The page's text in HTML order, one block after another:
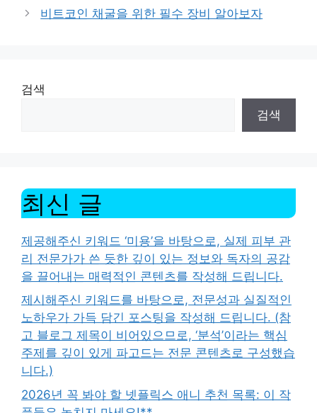
비트코인 채굴을 위한 필수 장비 알아보자
검색
검색
최신 글
제공해주신 키워드 ‘미용’을 바탕으로, 실제 피부 관
리 전문가가 쓴 듯한 깊이 있는 정보와 독자의 공감
을 끌어내는 매력적인 콘텐츠를 작성해 드립니다.
제시해주신 키워드를 바탕으로, 전문성과 실질적인
노하우가 가득 담긴 포스팅을 작성해 드립니다. (참
고 블로그 제목이 비어있으므로, ‘분석’이라는 핵심
주제를 깊이 있게 파고드는 전문 콘텐츠로 구성했습
니다.)
2026년 꼭 봐야 할 넷플릭스 애니 추천 목록: 이 작